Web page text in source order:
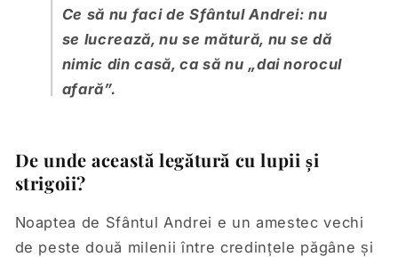
Ce să nu faci de Sfântul Andrei: nu
se lucrează, nu se mătură, nu se dă
nimic din casă, ca să nu „dai norocul
afară”.
De unde această legătură cu lupii și
strigoii?
Noaptea de Sfântul Andrei e un amestec vechi
de peste două milenii între credințele păgâne și